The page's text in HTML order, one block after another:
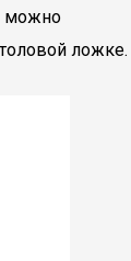
можно
ложке.